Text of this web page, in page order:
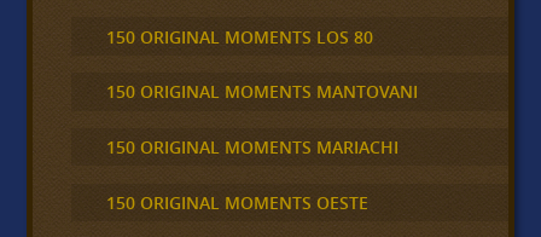
150 ORIGINAL MOMENTS LOS 80
150 ORIGINAL MOMENTS MANTOVANI
150 ORIGINAL MOMENTS MARIACHI
150 ORIGINAL MOMENTS OESTE